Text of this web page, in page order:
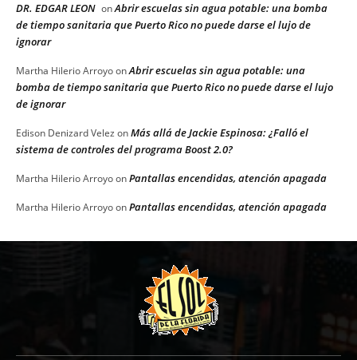
DR. EDGAR LEON onAbrir escuelas sin agua potable: una bomba
de tiempo sanitaria que Puerto Rico no puede darse el lujo de
ignorar
Martha Hilerio ArroyoonAbrir escuelas sin agua potable: una
bomba de tiempo sanitaria que Puerto Rico no puede darse el lujo
de ignorar
Edison Denizard Velez onMás allá de Jackie Espinosa: ¿Falló el
sistema de controles del programa Boost 2.0?
Martha Hilerio ArroyoonPantallas encendidas, atención apagada
Martha Hilerio ArroyoonPantallas encendidas, atención apagada